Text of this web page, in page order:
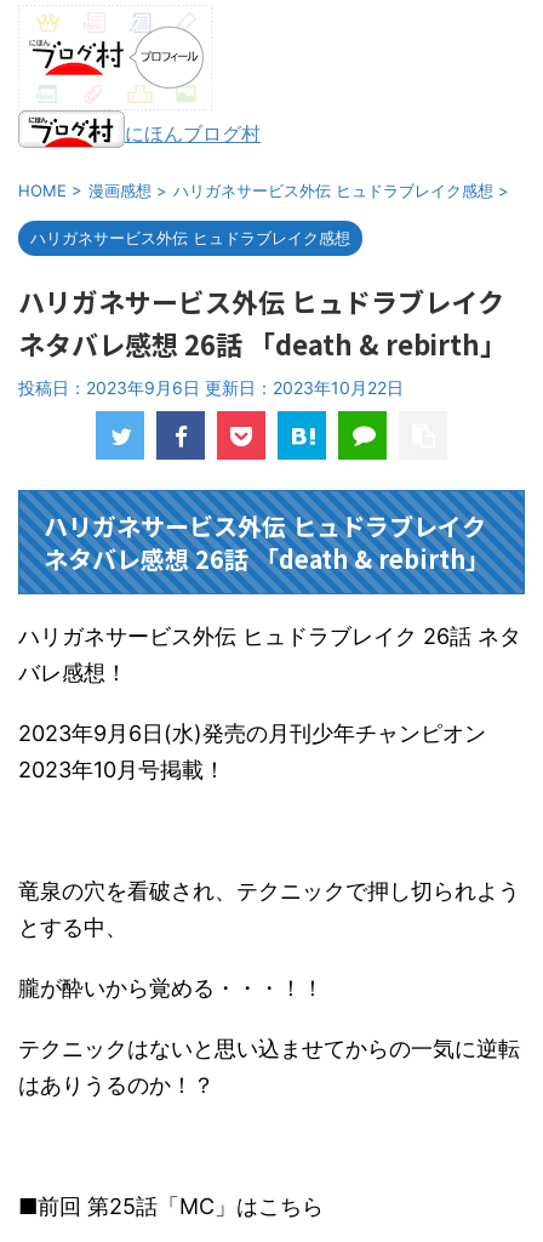
にほんブログ村
HOME > 漫画感想 > ハリガネサービス外伝 ヒュドラブレイク感想 >
ハリガネサービス外伝 ヒュドラブレイク感想
ハリガネサービス外伝 ヒュドラブレイク
ネタバレ感想 26話 「death & rebirth」
投稿日：2023年9月6日 更新日： 2023年10月22日
ハリガネサービス外伝 ヒュドラブレイク
ネタバレ感想 26話 「death & rebirth」
ハリガネサービス外伝 ヒュドラブレイク 26話 ネタ
バレ感想！
2023年9月6日(水)発売の月刊少年チャンピオン
2023年10月号掲載！
竜泉の穴を看破され、テクニックで押し切られよう
とする中、
朧が酔いから覚める・・・！！
テクニックはないと思い込ませてからの一気に逆転
はありうるのか！？
■前回 第25話「MC」はこちら